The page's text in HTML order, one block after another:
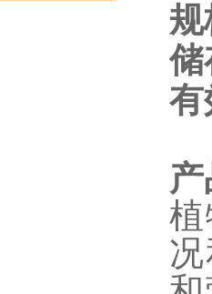
储
有